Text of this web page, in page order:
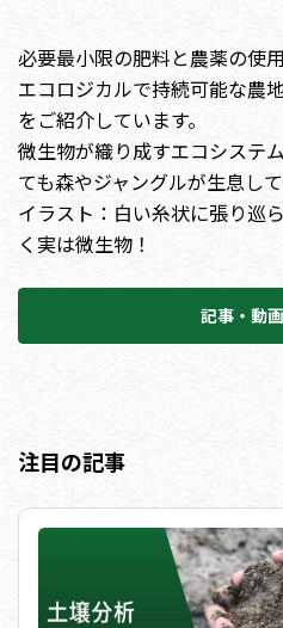
必要最小限の肥料と農薬の使
エコロジカルで持続可能な農
をご紹介しています。
微生物が織り成すエコシステ
ても森やジャングルが生息し
イラスト：白い糸状に張り巡
く実は微生物！
記事・動
注目の記事